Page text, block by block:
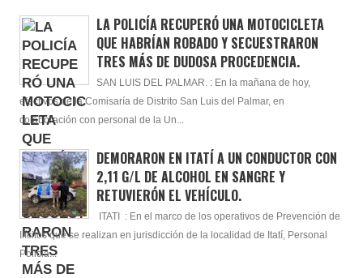
LA POLICÍA RECUPERÓ UNA MOTOCICLETA
QUE HABRÍAN ROBADO Y SECUESTRARON
TRES MÁS DE DUDOSA PROCEDENCIA.
SAN LUIS DEL PALMAR. : En la mañana de hoy,
efectivos de la Comisaría de Distrito San Luis del Palmar, en
colaboración con personal de la Un...
DEMORARON EN ITATÍ A UN CONDUCTOR CON
2,11 G/L DE ALCOHOL EN SANGRE Y
RETUVIERÓN EL VEHÍCULO.
ITATI : En el marco de los operativos de Prevención de
Ilícitos que se realizan en jurisdicción de la localidad de Itatí, Personal
Policia...